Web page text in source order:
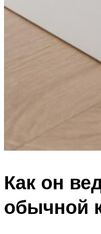
Как он
обычной